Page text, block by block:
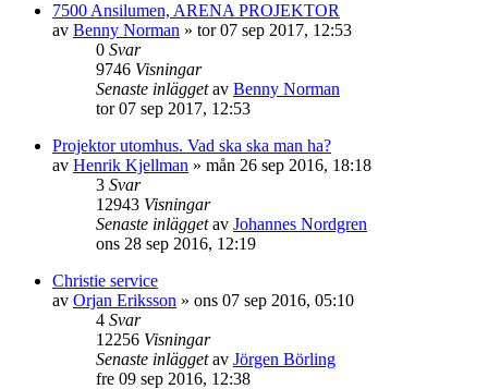
7500 Ansilumen, ARENA PROJEKTOR
av Benny Norman » tor 07 sep 2017, 12:53
0 Svar
9746 Visningar
Senaste inläggetav Benny Norman
tor 07 sep 2017, 12:53
Projektor utomhus. Vad ska ska man ha?
av Henrik Kjellman » mån 26 sep 2016, 18:18
3 Svar
12943 Visningar
Senaste inläggetav Johannes Nordgren
ons 28 sep 2016, 12:19
Christie service
av Orjan Eriksson » ons 07 sep 2016, 05:10
4 Svar
12256 Visningar
Senaste inläggetav Jörgen Börling
fre 09 sep 2016, 12:38